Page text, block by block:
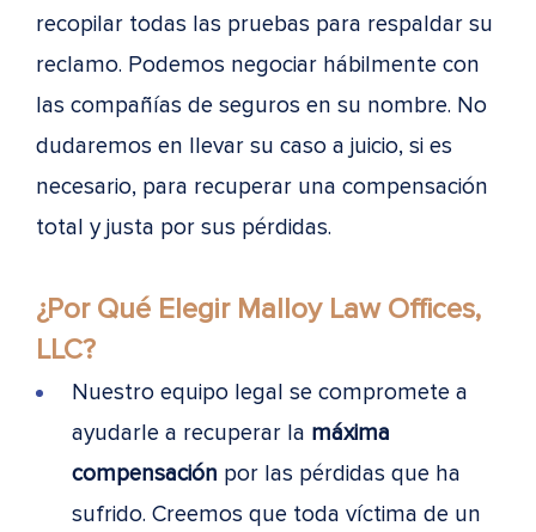
recopilar todas las pruebas para respaldar su
reclamo. Podemos negociar hábilmente con
las compañías de seguros en su nombre. No
dudaremos en llevar su caso a juicio, si es
necesario, para recuperar una compensación
total y justa por sus pérdidas.
¿Por Qué Elegir Malloy Law Offices,
LLC?
Nuestro equipo legal se compromete a
ayudarle a recuperar la máxima
compensación por las pérdidas que ha
sufrido. Creemos que toda víctima de un